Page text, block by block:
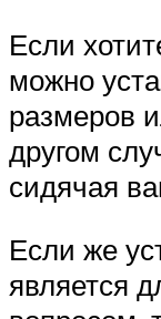
Если
можно
размеров
другом
сидячая
Если же
является